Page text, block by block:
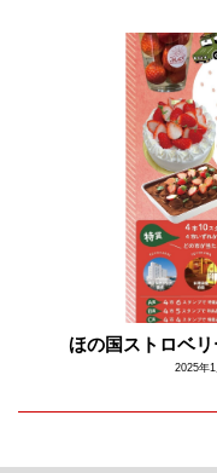
ほの国ストロベ
2025年